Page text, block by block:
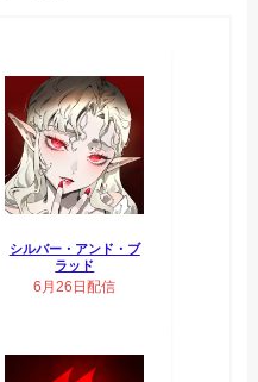
シルバー・アンド・ブ
ラッド
6月26日配信